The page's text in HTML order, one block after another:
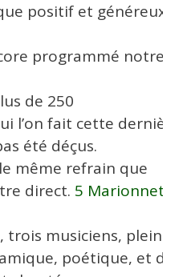
positif et généreux
programmé notre
de 250
l’on fait cette dernière
été déçus.
même refrain que
direct. 5 Marionnettes
trois musiciens, pleins
poétique, et du